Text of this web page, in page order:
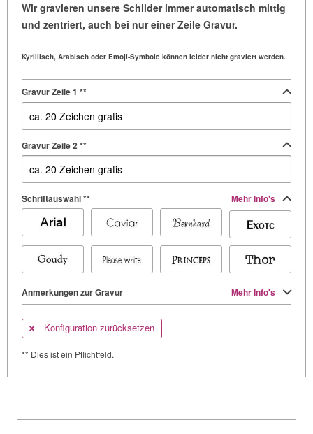
Wir gravieren unsere Schilder immer automatisch mittig
und zentriert, auch bei nur einer Zeile Gravur.
Kyrillisch, Arabisch oder Emoji-Symbole können leider nicht graviert werden.
Gravur Zeile 1 **
Gravur Zeile 2 **
Schriftauswahl ** Mehr Info's
Anmerkungen zur Gravur Mehr Info's
Konfiguration zurücksetzen
** Dies ist ein Pflichtfeld.